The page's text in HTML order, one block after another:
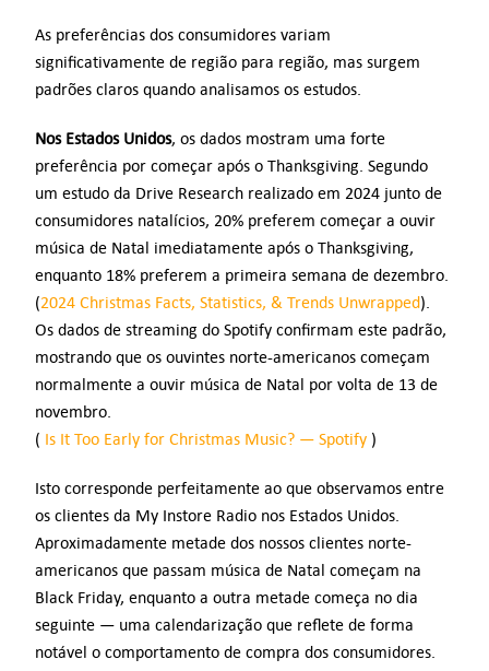
As preferências dos consumidores variam
significativamente de região para região, mas surgem
padrões claros quando analisamos os estudos.
Nos Estados Unidos, os dados mostram uma forte
preferência por começar após o Thanksgiving. Segundo
um estudo da Drive Research realizado em 2024 junto de
consumidores natalícios, 20% preferem começar a ouvir
música de Natal imediatamente após o Thanksgiving,
enquanto 18% preferem a primeira semana de dezembro.
(2024 Christmas Facts, Statistics, & Trends Unwrapped).
Os dados de streaming do Spotify confirmam este padrão,
mostrando que os ouvintes norte-americanos começam
normalmente a ouvir música de Natal por volta de 13 de
novembro.
( Is It Too Early for Christmas Music? — Spotify)
Isto corresponde perfeitamente ao que observamos entre
os clientes da My Instore Radio nos Estados Unidos.
Aproximadamente metade dos nossos clientes norte-
americanos que passam música de Natal começam na
Black Friday, enquanto a outra metade começa no dia
seguinte — uma calendarização que reflete de forma
notável o comportamento de compra dos consumidores.